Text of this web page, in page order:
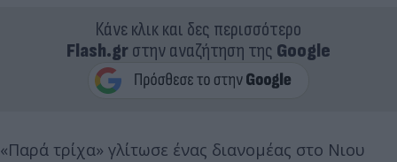
Κάνε κλικ και δες περισσότερο
Flash.grστην αναζήτηση της Google
«Παρά τρίχα» γλίτωσε ένας διανομέας στο Νιου